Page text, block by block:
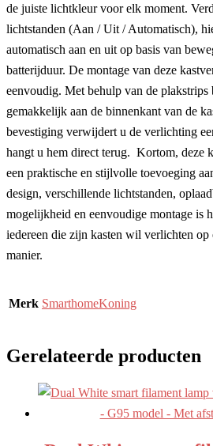
de juiste lichtkleur voor elk moment.
lichtstanden (Aan / Uit / Automatisch),
automatisch aan en uit op basis van
batterijduur. De montage van deze
eenvoudig. Met behulp van de
gemakkelijk aan de binnenkant van de
bevestiging verwijdert u de verlichting
hangt u hem direct terug. Kortom, deze
een praktische en stijlvolle toevoeging
design, verschillende lichtstanden,
mogelijkheid en eenvoudige montage is
iedereen die zijn kasten wil verlichten op
manier.
Merk SmarthomeKoning
Gerelateerde producten